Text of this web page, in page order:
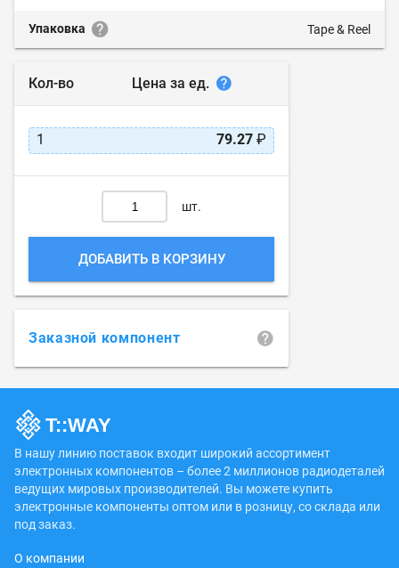
Упаковка Tape & Reel
Кол-во Цена за ед.
1 79.27 ₽
шт.
ДОБАВИТЬ В КОРЗИНУ
Заказной компонент
В нашу линию поставок входит широкий ассортимент
электронных компонентов – более 2 миллионов радиодеталей
ведущих мировых производителей. Вы можете купить
электронные компоненты оптом или в розницу, со склада или
под заказ.
О компании